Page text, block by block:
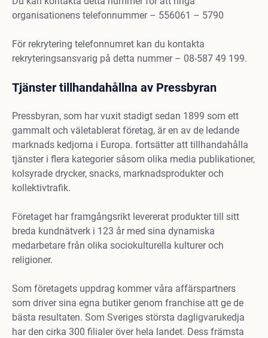
organisationens telefonnummer – 556061 – 5790
För rekrytering telefonnumret kan du kontakta
rekryteringsansvarig på detta nummer – 08-587 49 199.
Tjänster tillhandahållna av Pressbyran
Pressbyran, som har vuxit stadigt sedan 1899 som ett
gammalt och väletablerat företag, är en av de ledande
marknads kedjorna i Europa. fortsätter att tillhandahålla
tjänster i flera kategorier såsom olika media publikationer,
kolsyrade drycker, snacks, marknadsprodukter och
kollektivtrafik.
Företaget har framgångsrikt levererat produkter till sitt
breda kundnätverk i 123 år med sina dynamiska
medarbetare från olika sociokulturella kulturer och
religioner.
Som företagets uppdrag kommer våra affärspartners
som driver sina egna butiker genom franchise att ge de
bästa resultaten. Som Sveriges största dagligvarukedja
har den cirka 300 filialer över hela landet. Dess främsta